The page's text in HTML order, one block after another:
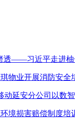
透——习近平走进
物业开展消防安全
延安分公司以数
境损害赔偿制度培